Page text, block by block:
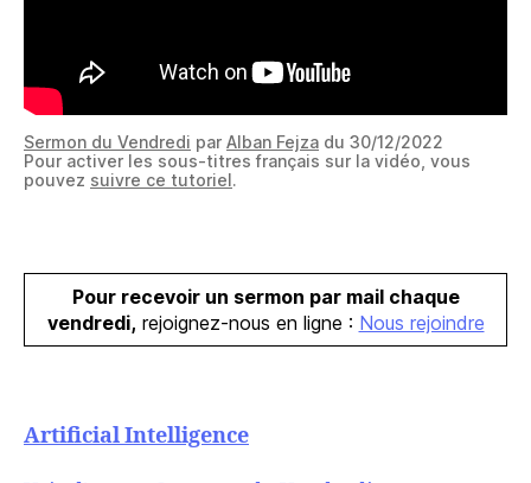
Sermon du Vendredi par Alban Fejza du 30/12/2022
Pour activer les sous-titres français sur la vidéo, vous
pouvez suivre ce tutoriel.
Pour recevoir un sermon par mail chaque
vendredi, rejoignez-nous en ligne : Nous rejoindre
Artificial Intelligence